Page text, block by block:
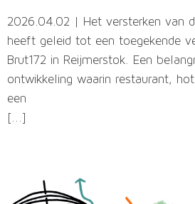
2026.04.02 | Het versterken van
heeft geleid tot een toegekende
Brut172 in Reijmerstok. Een
ontwikkeling waarin restaurant,
een
[...]